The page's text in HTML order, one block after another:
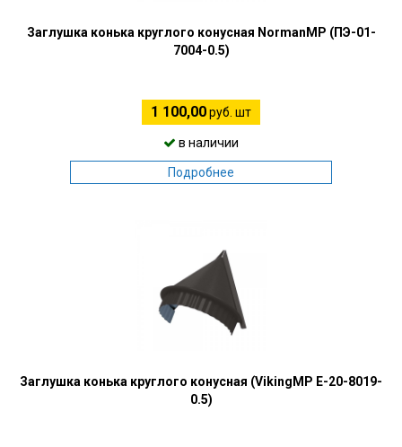
Заглушка конька круглого конусная NormanMP (ПЭ-01-
7004-0.5)
1 100,00руб. шт
в наличии
Подробнее
Заглушка конька круглого конусная (VikingMP E-20-8019-
0.5)